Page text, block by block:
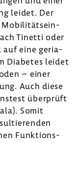
leidet. Der
Mobi­li­täts­ein­
Tinetti oder
auf eine geria­
Diabetes leidet
– einer
Auch diese
über­prüft
Somit
Funk­ti­ons­